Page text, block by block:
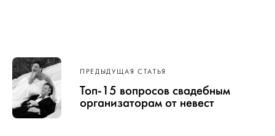
Навигация
по записям
ПРЕДЫДУЩАЯ СТАТЬЯ
Топ-15 вопросов свадебным
организаторам от невест